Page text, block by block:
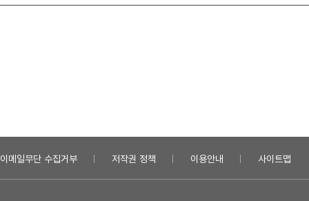
이메일무단 수집거부 저작권 정책 이용안내 사이트맵